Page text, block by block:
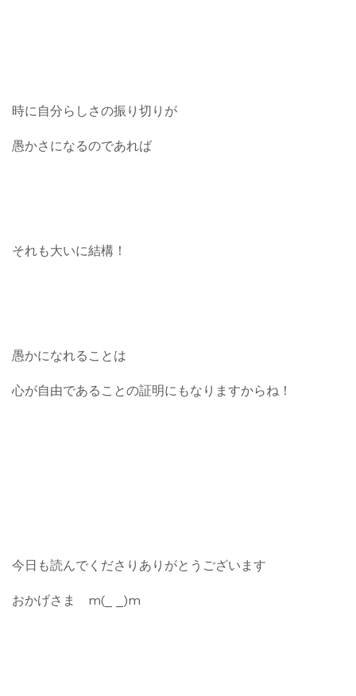
時に自分らしさの振り切りが
愚かさになるのであれば
それも大いに結構！
愚かになれることは
心が自由であることの証明にもなりますからね！
今日も読んでくださりありがとうございます
おかげさま m(_ _)m